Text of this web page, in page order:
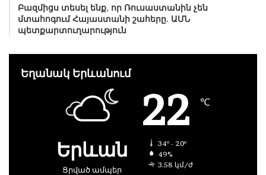
Բազմիցս տեսել ենք, որ Ռուսաստանին չեն
մտահոգում Հայաստանի շահերը. ԱՄՆ
պետքարտուղարություն
Եղանակ Երևանում
Երևան
Ցրված ամպեր
22 ℃
34º - 20º
49%
3.58 կմ/ժ